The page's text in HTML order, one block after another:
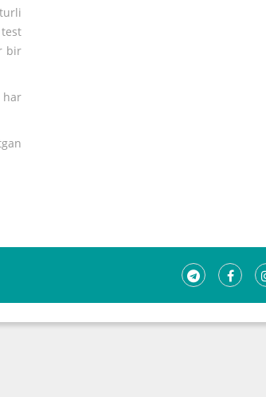
bir
har